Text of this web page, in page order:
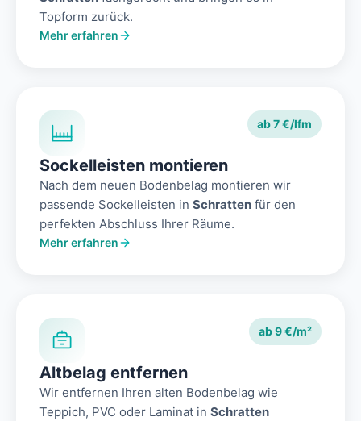
Topform zurück.
Mehr erfahren
ab 7 €/lfm
Sockelleisten montieren
Nach dem neuen Bodenbelag montieren wir
passende Sockelleisten in Schratten für den
perfekten Abschluss Ihrer Räume.
Mehr erfahren
ab 9 €/m²
Altbelag entfernen
Wir entfernen Ihren alten Bodenbelag wie
Teppich, PVC oder Laminat in Schratten